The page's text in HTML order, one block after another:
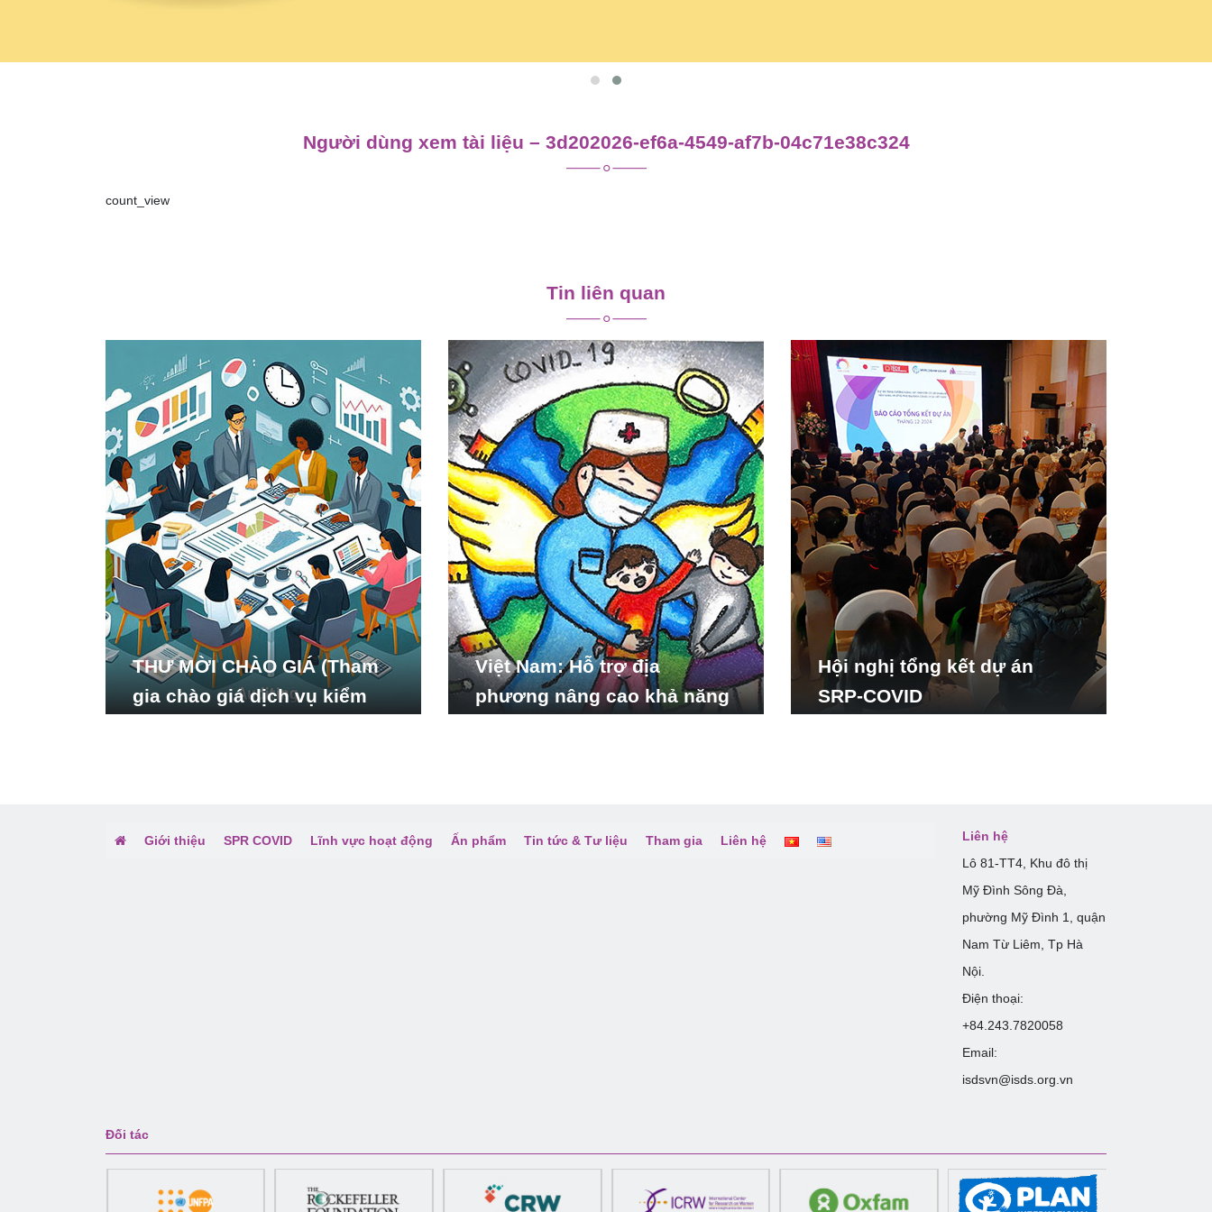
Người dùng xem tài liệu – 3d202026-ef6a-4549-af7b-04c71e38c324
count_view
viết
Tin liên quan
THƯ MỜI CHÀO GIÁ (Tham
gia chào giá dịch vụ kiểm
Việt Nam: Hỗ trợ địa
phương nâng cao khả năng
Hội nghị tổng kết dự án
SRP-COVID
Giới thiệu SPR COVID Lĩnh vực hoạt động Ấn phẩm Tin tức & Tư liệu Tham gia Liên hệ
Liên hệ
Lô 81-TT4, Khu đô thị
Mỹ Đình Sông Đà,
phường Mỹ Đình 1, quận
Nam Từ Liêm, Tp Hà
Nội.
Điện thoại:
+84.243.7820058
Email:
isdsvn@isds.org.vn
Đối tác